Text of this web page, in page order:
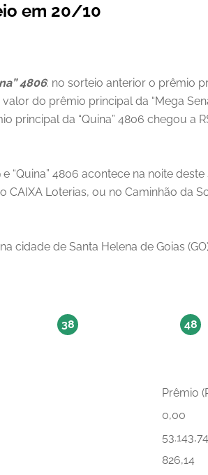
em 20/10
4806: no sorteio anterior o prêmio
do prêmio principal da “Mega
principal da “Quina” 4806 chegou a
“Quina” 4806 acontece na noite
CAIXA Loterias, ou no Caminhão da
cidade de Santa Helena de Goias
38 48
Prêmio
0,00
53.143,74
826,14